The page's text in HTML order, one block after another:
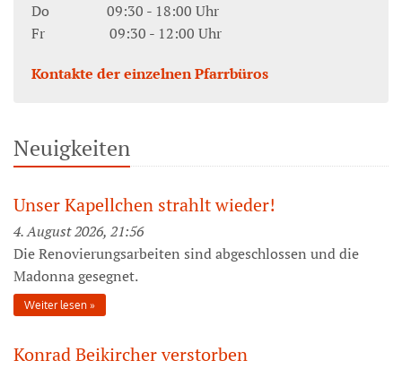
Do 09:30 - 18:00 Uhr
Fr 09:30 - 12:00 Uhr
Kontakte der einzelnen Pfarrbüros
Neuigkeiten
Unser Kapellchen strahlt wieder!
4. August 2026, 21:56
Die Renovierungsarbeiten sind abgeschlossen und die
Madonna gesegnet.
Weiter lesen
Konrad Beikircher verstorben